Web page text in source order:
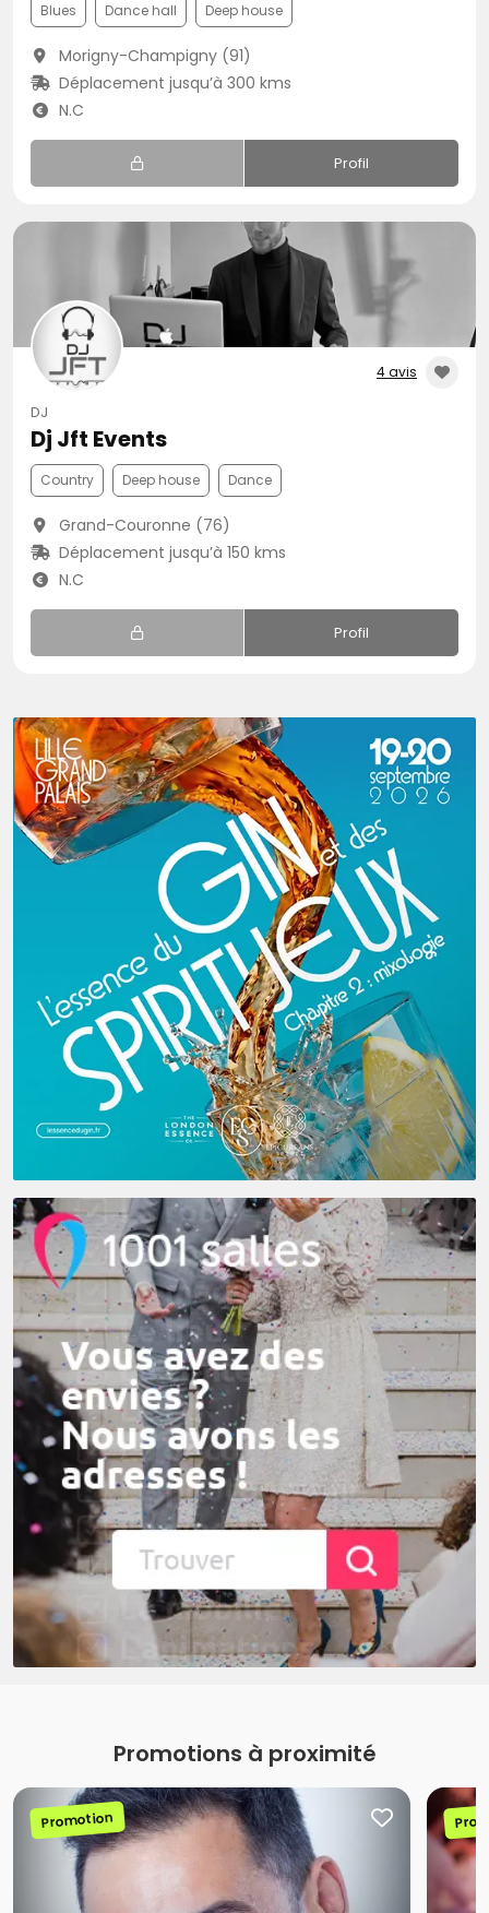
Blues Dance hall Deep house
Morigny-Champigny (91)
Déplacement jusqu’à 300 kms
N.C
Profil
4 avis
DJ
Dj Jft Events
Country Deep house Dance
Grand-Couronne (76)
Déplacement jusqu’à 150 kms
N.C
Profil
Promotions à proximité
Promotion